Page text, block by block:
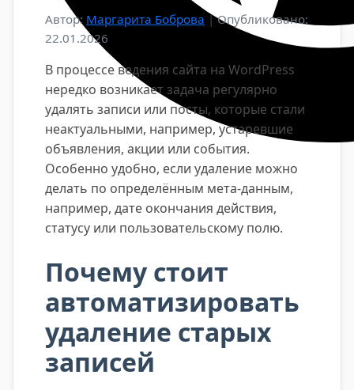
Автор: Маргарита Боброва | Опубликовано:
22.01.2026
В процессе ведения сайта на WordPress
нередко возникает задача регулярно
удалять записи или посты, которые стали
неактуальными, например, устаревшие
объявления, акции или события.
Особенно удобно, если удаление можно
делать по определённым мета-данным,
например, дате окончания действия,
статусу или пользовательскому полю.
Почему стоит
автоматизировать
удаление старых
записей